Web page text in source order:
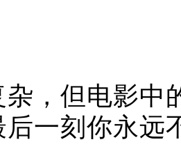
，但电影中
一刻你永远